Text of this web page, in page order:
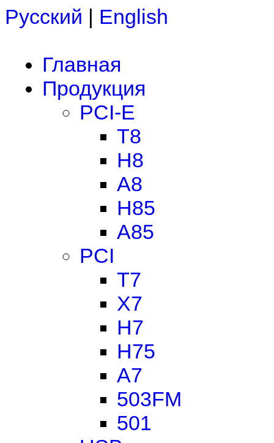
Русский | English
Главная
Продукция
PCI-E
T8
H8
A8
H85
A85
PCI
T7
X7
H7
H75
A7
503FM
501